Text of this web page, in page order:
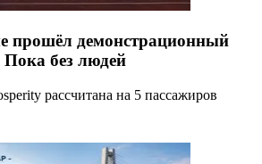
прошёл демонстрационный
Пока без людей
рассчитана на 5 пассажиров